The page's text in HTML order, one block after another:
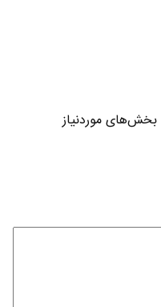
بخش‌های موردنیاز